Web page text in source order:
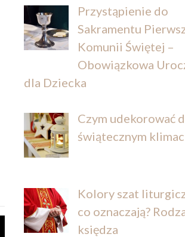
Przystąpienie do
Sakramentu
Komunii Świętej –
Obowiązkowa
dla Dziecka
Czym udekorować
świątecznym
Kolory szat
co oznaczają?
księdza